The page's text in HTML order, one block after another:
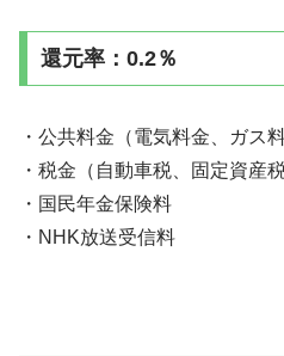
還元率：0.2％
・公共料金（電気料金、ガス
・税金（自動車税、固定資産
・国民年金保険料
・NHK放送受信料